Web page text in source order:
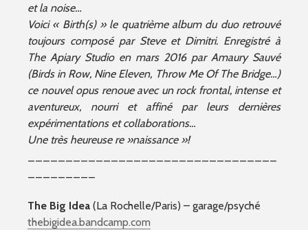
et la noise…
Voici « Birth(s) » le quatrième album du duo retrouvé
toujours composé par Steve et Dimitri. Enregistré à
The Apiary Studio en mars 2016 par Amaury Sauvé
(Birds in Row, Nine Eleven, Throw Me Of The Bridge…)
ce nouvel opus renoue avec un rock frontal, intense et
aventureux, nourri et affiné par leurs dernières
expérimentations et collaborations…
Une très heureuse re »naissance »!
The Big Idea (La Rochelle/Paris) – garage/psyché
thebigidea.bandcamp.com